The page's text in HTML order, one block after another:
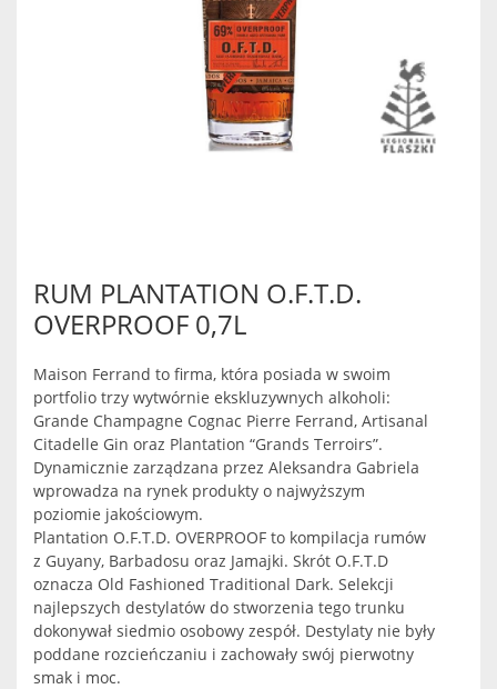
RUM PLANTATION O.F.T.D.
OVERPROOF 0,7L
Maison Ferrand to firma, która posiada w swoim
portfolio trzy wytwórnie ekskluzywnych alkoholi:
Grande Champagne Cognac Pierre Ferrand, Artisanal
Citadelle Gin oraz Plantation “Grands Terroirs”.
Dynamicznie zarządzana przez Aleksandra Gabriela
wprowadza na rynek produkty o najwyższym
poziomie jakościowym.
Plantation O.F.T.D. OVERPROOF to kompilacja rumów
z Guyany, Barbadosu oraz Jamajki. Skrót O.F.T.D
oznacza Old Fashioned Traditional Dark. Selekcji
najlepszych destylatów do stworzenia tego trunku
dokonywał siedmio osobowy zespół. Destylaty nie były
poddane rozcieńczaniu i zachowały swój pierwotny
smak i moc.